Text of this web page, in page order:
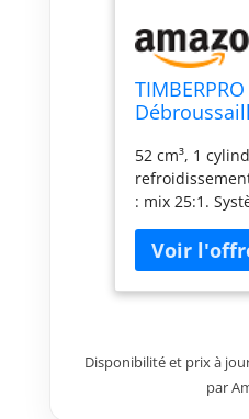
Faucheuse,
bordure
Lames
52 cm³, 1
: mix 25:1.
ajustable.
très robuste.
normes: CE,
Disponibilité et prix à
par